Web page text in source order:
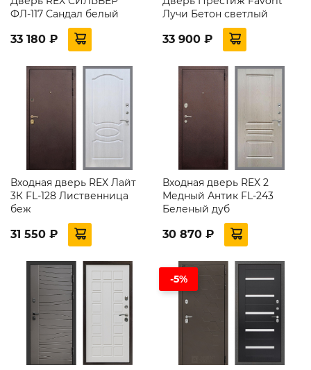
ФЛ-117 Сандал белый
33 180 ₽
Лучи Бетон светлый
33 900 ₽
Входная дверь REX Лайт
3К FL-128 Лиственница
беж
31 550 ₽
Входная дверь REX 2
Медный Антик FL-243
Беленый дуб
30 870 ₽
-5%